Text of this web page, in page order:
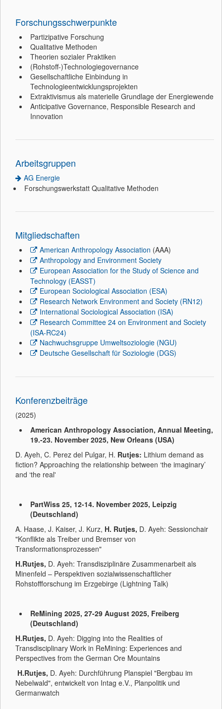
Forschungsschwerpunkte
Partizipative Forschung
Qualitative Methoden
Theorien sozialer Praktiken
(Rohstoff-)Technologiegovernance
Gesellschaftliche Einbindung in
Technologieentwicklungsprojekten
Extraktivismus als materielle Grundlage der Energiewende
Anticipative Governance, Responsible Research and
Innovation
Arbeitsgruppen
AG Energie
Forschungswerkstatt Qualitative Methoden
Mitgliedschaften
American Anthropology Association (AAA)
Anthropology and Environment Society
European Association for the Study of Science and
Technology (EASST)
European Sociological Association (ESA)
Research Network Environment and Society (RN12)
International Sociological Association (ISA)
Research Committee 24 on Environment and Society
(ISA-RC24)
Nachwuchsgruppe Umweltsoziologie (NGU)
Deutsche Gesellschaft für Soziologie (DGS)
Konferenzbeiträge
(2025)
American Anthropology Association, Annual Meeting,
19.-23. November 2025, New Orleans (USA)
D. Ayeh, C. Perez del Pulgar, H. Rutjes: Lithium demand as
fiction? Approaching the relationship between ‘the imaginary’
and ‘the real'
PartWiss 25, 12-14. November 2025, Leipzig
(Deutschland)
A. Haase, J. Kaiser, J. Kurz, H. Rutjes, D. Ayeh: Sessionchair
"Konflikte als Treiber und Bremser von
Transformationsprozessen"
H.Rutjes, D. Ayeh: Transdisziplinäre Zusammenarbeit als
Minenfeld – Perspektiven sozialwissenschaftlicher
Rohstoffforschung im Erzgebirge (Lightning Talk)
ReMining 2025, 27-29 August 2025, Freiberg
(Deutschland)
H.Rutjes, D. Ayeh: Digging into the Realities of
Transdisciplinary Work in ReMining: Experiences and
Perspectives from the German Ore Mountains
H.Rutjes, D. Ayeh: Durchführung Planspiel "Bergbau im
Nebelwald", entwickelt von Intag e.V., Planpolitik und
Germanwatch